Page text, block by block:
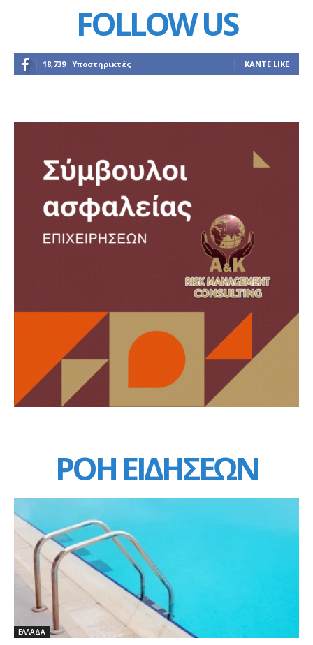
FOLLOW US
18,739 Υποστηρικτές ΚΆΝΤΕ LIKE
ΡΟΗ ΕΙΔΗΣΕΩΝ
ΕΛΛΑΔΑ